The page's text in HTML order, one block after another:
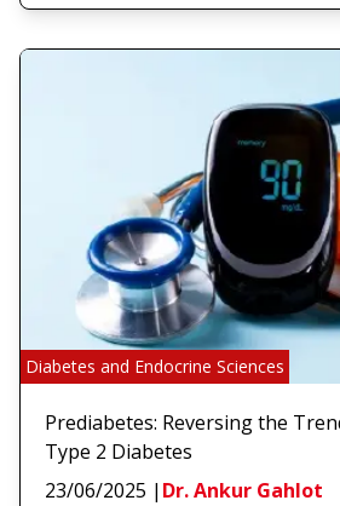
Diabetes and Endocrine Sciences
Prediabetes: Reversing the
Type 2 Diabetes
23/06/2025 | Dr. Ankur Gahlot